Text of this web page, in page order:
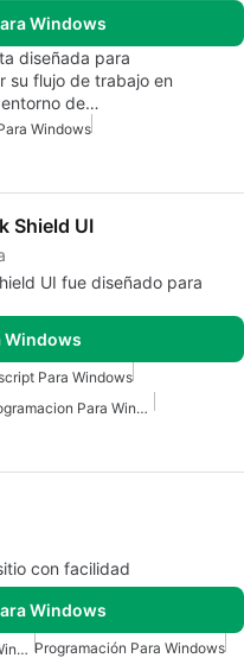
Windows
diseñada para
su flujo de trabajo en
de…
Windows
Shield UI
UI fue diseñado para
Windows
Para Windows
Lenguaje De Programacion Para Windows
con facilidad
Windows
Lenguaje De Programacion Para Windows Programación Para Windows